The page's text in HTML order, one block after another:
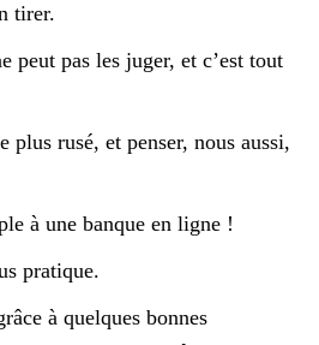
tirer.
peut pas les juger, et c’est tout
plus rusé, et penser, nous aussi,
à une banque en ligne !
pratique.
à quelques bonnes